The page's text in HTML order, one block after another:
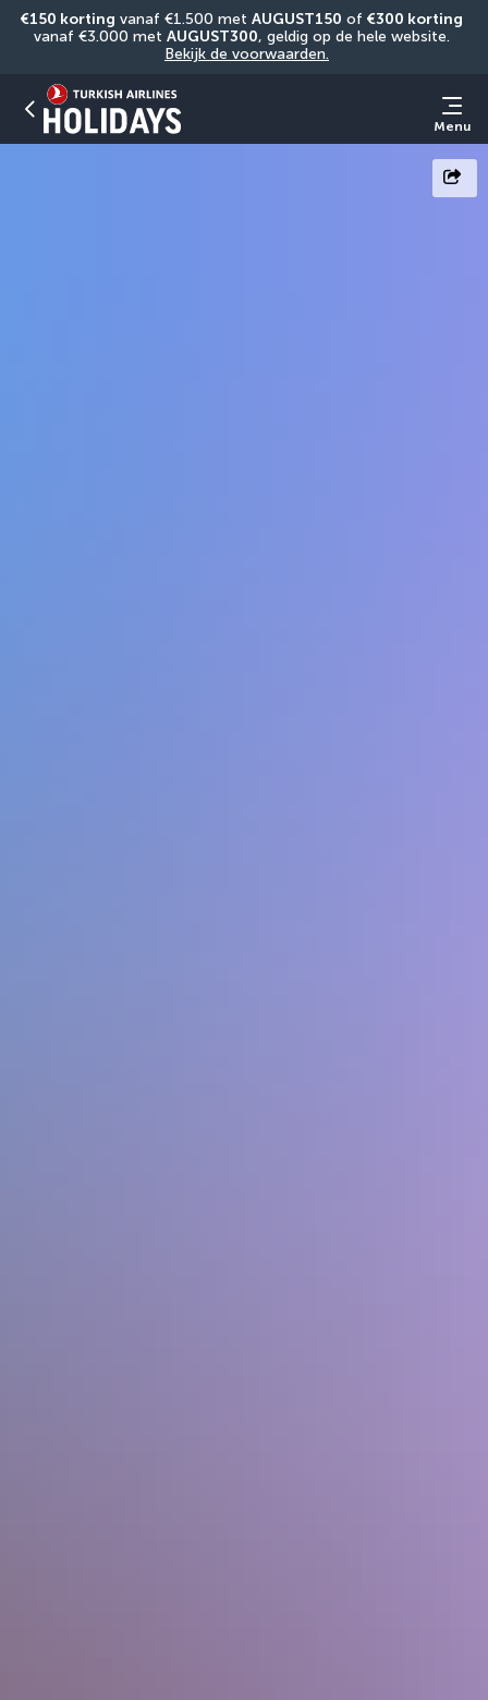
€150 korting vanaf €1.500 met AUGUST150 of €300 korting
vanaf €3.000 met AUGUST300
Bekijk de voorwaarden.
Menu